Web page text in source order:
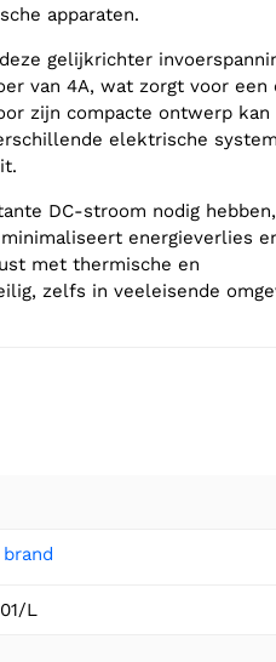
apparaten.
gelijkrichter
van 4A, wat zorgt voor een
zijn compacte ontwerp kan
elektrische
DC-stroom nodig
energieverlies
met thermische en
zelfs in veeleisende
L